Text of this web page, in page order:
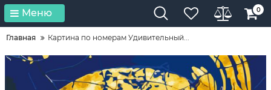
Меню 0
Главная Картина по номерам Удивительный...